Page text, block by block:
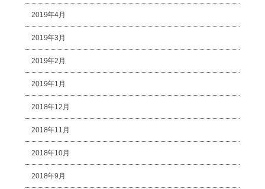
2019年4月
2019年3月
2019年2月
2019年1月
2018年12月
2018年11月
2018年10月
2018年9月